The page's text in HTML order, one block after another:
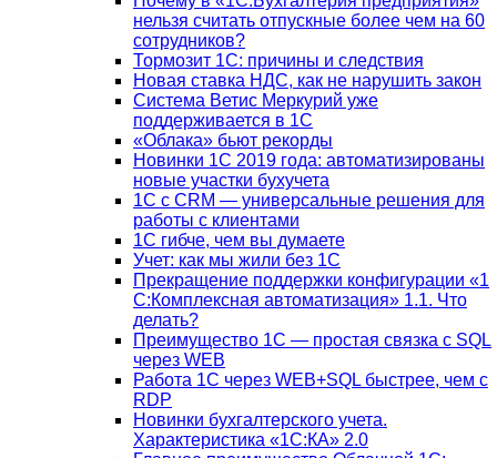
нельзя считать отпускные более чем на 60
сотрудников?
Тормозит 1C: причины и следствия
Новая ставка НДС, как не нарушить закон
Система Ветис Меркурий уже
поддерживается в 1С
«Облака» бьют рекорды
Новинки 1С 2019 года: автоматизированы
новые участки бухучета
1С с CRM — универсальные решения для
работы с клиентами
1С гибче, чем вы думаете
Учет: как мы жили без 1С
Прекращение поддержки конфигурации «1
С:Комплексная автоматизация» 1.1. Что
делать?
Преимущество 1С — простая связка с SQL
через WEB
Работа 1С через WEB+SQL быстрее, чем с
RDP
Новинки бухгалтерского учета.
Характеристика «1С:КА» 2.0